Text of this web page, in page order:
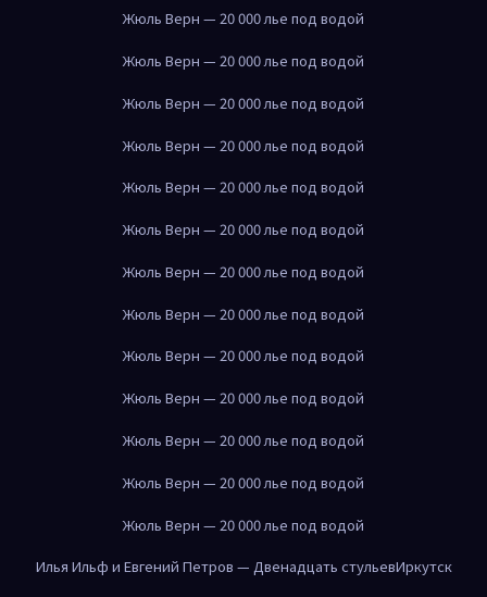
Жюль Верн — 20 000 лье под водой
Жюль Верн — 20 000 лье под водой
Жюль Верн — 20 000 лье под водой
Жюль Верн — 20 000 лье под водой
Жюль Верн — 20 000 лье под водой
Жюль Верн — 20 000 лье под водой
Жюль Верн — 20 000 лье под водой
Жюль Верн — 20 000 лье под водой
Жюль Верн — 20 000 лье под водой
Жюль Верн — 20 000 лье под водой
Жюль Верн — 20 000 лье под водой
Жюль Верн — 20 000 лье под водой
Жюль Верн — 20 000 лье под водой
Илья Ильф и Евгений Петров — Двенадцать стульевИркутск